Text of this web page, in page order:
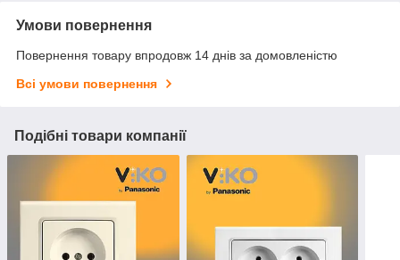
Умови повернення
Повернення товару впродовж 14 днів за домовленістю
Всі умови повернення
Подібні товари компанії